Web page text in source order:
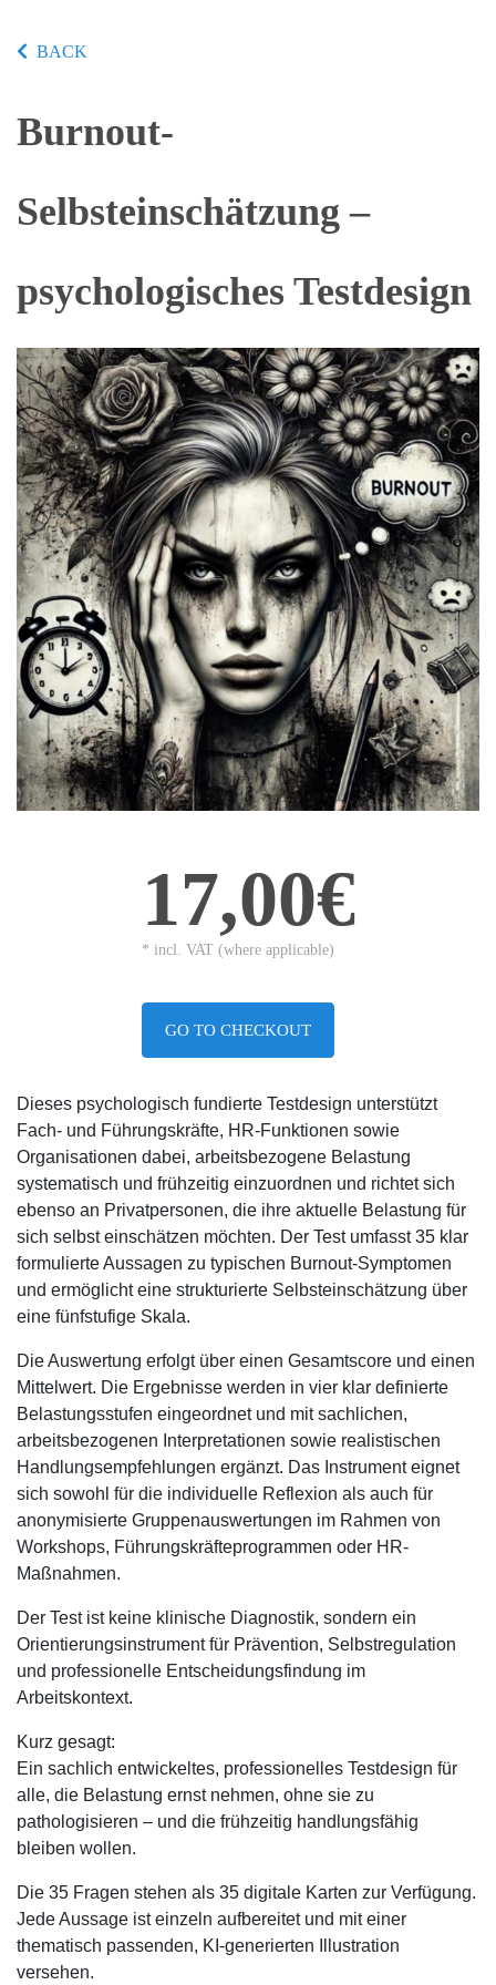
BACK
Burnout-
Selbsteinschätzung –
psychologisches Testdesign
17,00€
* incl. VAT (where applicable)
GO TO CHECKOUT
Dieses psychologisch fundierte Testdesign unterstützt
Fach- und Führungskräfte, HR-Funktionen sowie
Organisationen dabei, arbeitsbezogene Belastung
systematisch und frühzeitig einzuordnen und richtet sich
ebenso an Privatpersonen, die ihre aktuelle Belastung für
sich selbst einschätzen möchten. Der Test umfasst 35 klar
formulierte Aussagen zu typischen Burnout-Symptomen
und ermöglicht eine strukturierte Selbsteinschätzung über
eine fünfstufige Skala.
Die Auswertung erfolgt über einen Gesamtscore und einen
Mittelwert. Die Ergebnisse werden in vier klar definierte
Belastungsstufen eingeordnet und mit sachlichen,
arbeitsbezogenen Interpretationen sowie realistischen
Handlungsempfehlungen ergänzt. Das Instrument eignet
sich sowohl für die individuelle Reflexion als auch für
anonymisierte Gruppenauswertungen im Rahmen von
Workshops, Führungskräfteprogrammen oder HR-
Maßnahmen.
Der Test ist keine klinische Diagnostik, sondern ein
Orientierungsinstrument für Prävention, Selbstregulation
und professionelle Entscheidungsfindung im
Arbeitskontext.
Kurz gesagt:
Ein sachlich entwickeltes, professionelles Testdesign für
alle, die Belastung ernst nehmen, ohne sie zu
pathologisieren – und die frühzeitig handlungsfähig
bleiben wollen.
Die 35 Fragen stehen als 35 digitale Karten zur Verfügung.
Jede Aussage ist einzeln aufbereitet und mit einer
thematisch passenden, KI-generierten Illustration
versehen.